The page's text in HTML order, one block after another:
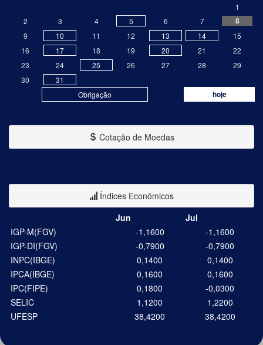
Obrigação hoje
1
2
3 4 5 6 7 8
9 10 11 12 13 14
15
16
17 18 19 20 21
22
23
24 25 26 27 28
29
30
31
Cotação de Moedas
Índices Econômicos
Jun
Jul
IGP-M(FGV)
-1,1600
-1,1600
IGP-DI(FGV)
-0,7900
-0,7900
INPC(IBGE)
0,1400
0,1400
IPCA(IBGE)
0,1600
0,1600
IPC(FIPE)
0,1800
-0,0300
SELIC
1,1200
1,2200
UFESP
38,4200 38,4200